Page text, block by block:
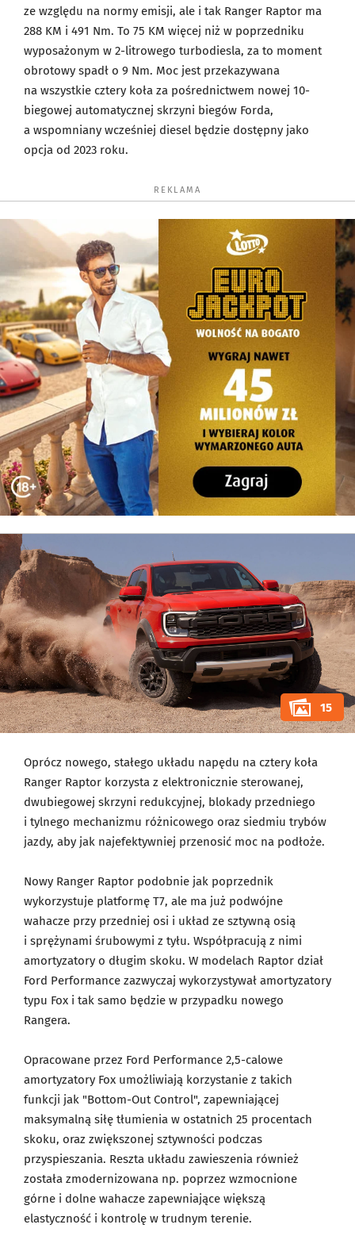
ze względu na normy emisji, ale i tak Ranger Raptor ma
288 KM i 491 Nm. To 75 KM więcej niż w poprzedniku
wyposażonym w 2-litrowego turbodiesla, za to moment
obrotowy spadł o 9 Nm. Moc jest przekazywana
na wszystkie cztery koła za pośrednictwem nowej 10-
biegowej automatycznej skrzyni biegów Forda,
a wspomniany wcześniej diesel będzie dostępny jako
opcja od 2023 roku.
REKLAMA
15
Oprócz nowego, stałego układu napędu na cztery koła
Ranger Raptor korzysta z elektronicznie sterowanej,
dwubiegowej skrzyni redukcyjnej, blokady przedniego
i tylnego mechanizmu różnicowego oraz siedmiu trybów
jazdy, aby jak najefektywniej przenosić moc na podłoże.
Nowy Ranger Raptor podobnie jak poprzednik
wykorzystuje platformę T7, ale ma już podwójne
wahacze przy przedniej osi i układ ze sztywną osią
i sprężynami śrubowymi z tyłu. Współpracują z nimi
amortyzatory o długim skoku. W modelach Raptor dział
Ford Performance zazwyczaj wykorzystywał amortyzatory
typu Fox i tak samo będzie w przypadku nowego
Rangera.
Opracowane przez Ford Performance 2,5-calowe
amortyzatory Fox umożliwiają korzystanie z takich
funkcji jak "Bottom-Out Control", zapewniającej
maksymalną siłę tłumienia w ostatnich 25 procentach
skoku, oraz zwiększonej sztywności podczas
przyspieszania. Reszta układu zawieszenia również
została zmodernizowana np. poprzez wzmocnione
górne i dolne wahacze zapewniające większą
elastyczność i kontrolę w trudnym terenie.